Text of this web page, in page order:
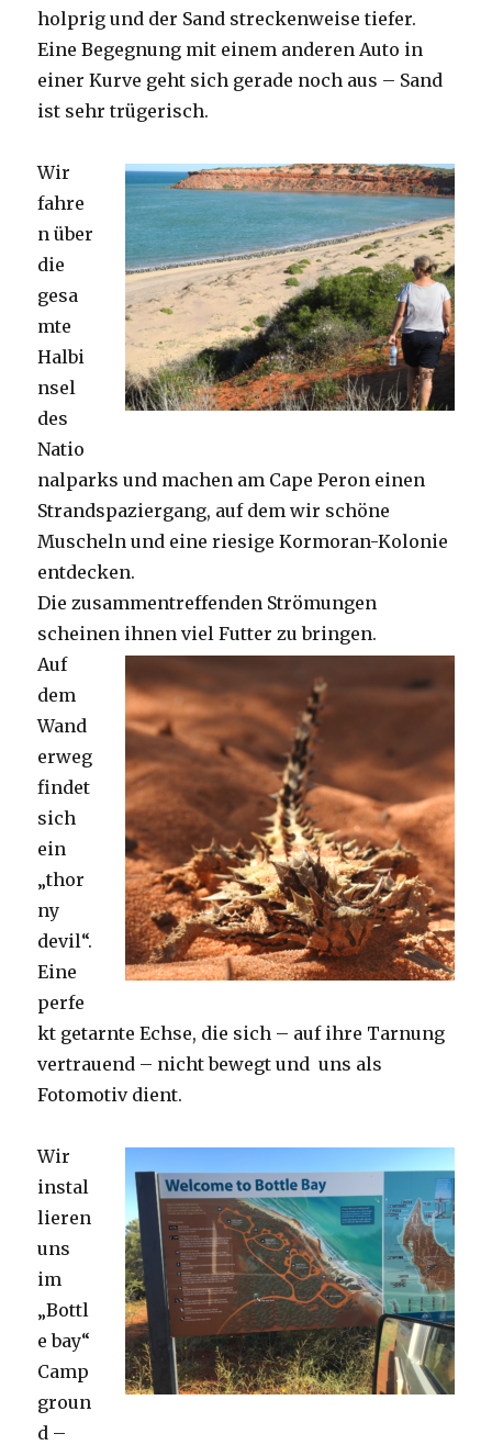
holprig und der Sand streckenweise tiefer.
Eine Begegnung mit einem anderen Auto in
einer Kurve geht sich gerade noch aus – Sand
ist sehr trügerisch.
Wir
fahre
n über
die
gesa
mte
Halbi
nsel
des
Natio
nalparks und machen am Cape Peron einen
Strandspaziergang, auf dem wir schöne
Muscheln und eine riesige Kormoran-Kolonie
entdecken.
Die zusammentreffenden Strömungen
scheinen ihnen viel Futter zu bringen.
Auf
dem
Wand
erweg
findet
sich
ein
„thor
ny
devil“.
Eine
perfe
kt getarnte Echse, die sich – auf ihre Tarnung
vertrauend – nicht bewegt und uns als
Fotomotiv dient.
Wir
instal
lieren
uns
im
„Bottl
e bay“
Camp
groun
d –